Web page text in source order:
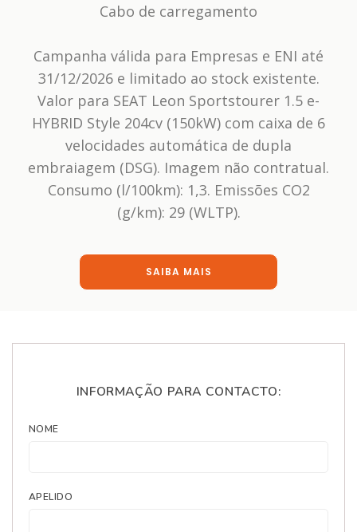
Cabo de carregamento
Campanha válida para Empresas e ENI até
31/12/2026 e limitado ao stock existente.
Valor para SEAT Leon Sportstourer 1.5 e-
HYBRID Style 204cv (150kW) com caixa de 6
velocidades automática de dupla
embraiagem (DSG). Imagem não contratual.
Consumo (l/100km): 1,3. Emissões CO2
(g/km): 29 (WLTP).
SAIBA MAIS
INFORMAÇÃO PARA CONTACTO:
NOME
APELIDO